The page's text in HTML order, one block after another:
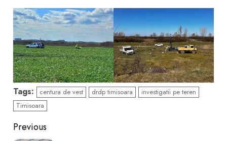
Tags: centura de vest drdp timisoara
investigatii pe teren
Timisoara
Continue
Previous